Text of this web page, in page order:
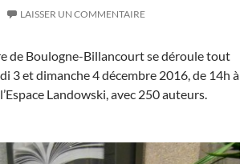
LAISSER UN COMMENTAIRE
de Boulogne-Billancourt se déroule tout
3 et dimanche 4 décembre 2016, de 14h à
Landowski, avec 250 auteurs.